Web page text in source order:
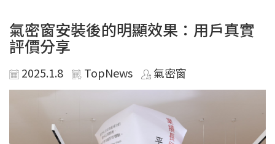
氣密窗安裝後的明顯效果：用戶真實
評價分享
2025.1.8 TopNews 氣密窗